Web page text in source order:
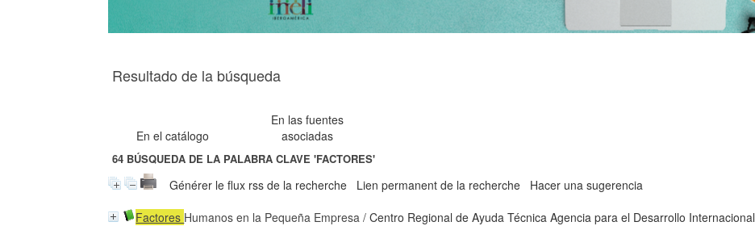
Resultado de la búsqueda
En el catálogo
En las fuentes
asociadas
64 BÚSQUEDA DE LA PALABRA CLAVE'FACTORES'
Générer le flux rss de la recherche Lien permanent de la recherche
Hacer una sugerencia
Factores Humanos en la Pequeña Empresa /Centro Regional de Ayuda Técnica Agencia para el Desarrollo Internacional